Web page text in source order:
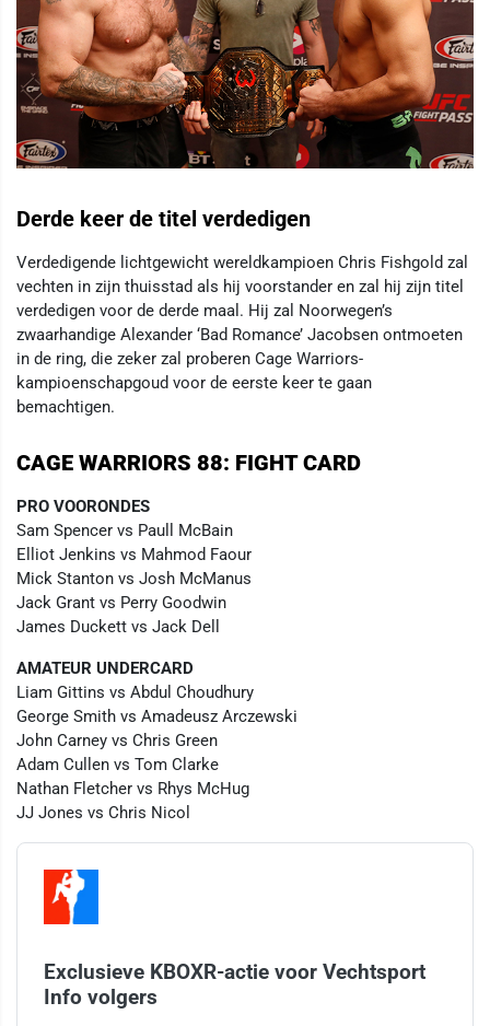
Derde keer de titel verdedigen
Verdedigende lichtgewicht wereldkampioen Chris Fishgold zal
vechten in zijn thuisstad als hij voorstander en zal hij zijn titel
verdedigen voor de derde maal. Hij zal Noorwegen’s
zwaarhandige Alexander ‘Bad Romance’ Jacobsen ontmoeten
in de ring, die zeker zal proberen Cage Warriors-
kampioenschapgoud voor de eerste keer te gaan
bemachtigen.
CAGE WARRIORS 88: FIGHT CARD
PRO VOORONDES
Sam Spencer vs Paull McBain
Elliot Jenkins vs Mahmod Faour
Mick Stanton vs Josh McManus
Jack Grant vs Perry Goodwin
James Duckett vs Jack Dell
AMATEUR UNDERCARD
Liam Gittins vs Abdul Choudhury
George Smith vs Amadeusz Arczewski
John Carney vs Chris Green
Adam Cullen vs Tom Clarke
Nathan Fletcher vs Rhys McHug
JJ Jones vs Chris Nicol
Exclusieve KBOXR-actie voor Vechtsport
Info volgers